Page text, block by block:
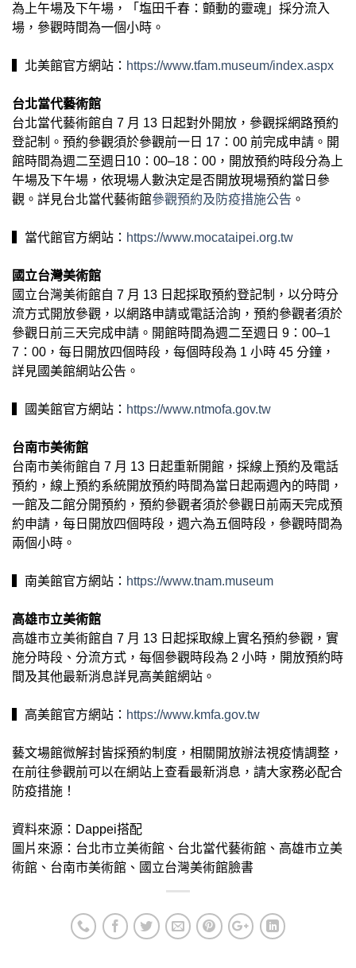
為上午場及下午場，「塩田千春：顫動的靈魂」採分流入
場，參觀時間為一個小時。
▍北美館官方網站： https://www.tfam.museum/index.aspx
台北當代藝術館
台北當代藝術館自 7 月 13 日起對外開放，參觀採網路預約
登記制。預約參觀須於參觀前一日 17：00 前完成申請。開
館時間為週二至週日10：00–18：00，開放預約時段分為上
午場及下午場，依現場人數決定是否開放現場預約當日參
觀。詳見台北當代藝術館參觀預約及防疫措施公告 。
▍當代館官方網站： https://www.mocataipei.org.tw
國立台灣美術館
國立台灣美術館自 7 月 13 日起採取預約登記制，以分時分
流方式開放參觀，以網路申請或電話洽詢，預約參觀者須於
參觀日前三天完成申請。開館時間為週二至週日 9：00–1
7：00，每日開放四個時段，每個時段為 1 小時 45 分鐘，
詳見國美館網站公告。
▍國美館官方網站： https://www.ntmofa.gov.tw
台南市美術館
台南市美術館自 7 月 13 日起重新開館，採線上預約及電話
預約，線上預約系統開放預約時間為當日起兩週內的時間，
一館及二館分開預約，預約參觀者須於參觀日前兩天完成預
約申請，每日開放四個時段，週六為五個時段，參觀時間為
兩個小時。
▍南美館官方網站： https://www.tnam.museum
高雄市立美術館
高雄市立美術館自 7 月 13 日起採取線上實名預約參觀，實
施分時段、分流方式，每個參觀時段為 2 小時，開放預約時
間及其他最新消息詳見高美館網站。
▍高美館官方網站： https://www.kmfa.gov.tw
藝文場館微解封皆採預約制度，相關開放辦法視疫情調整，
在前往參觀前可以在網站上查看最新消息，請大家務必配合
防疫措施！
資料來源：Dappei搭配
圖片來源：台北市立美術館、台北當代藝術館、高雄市立美
術館、台南市美術館、國立台灣美術館臉書